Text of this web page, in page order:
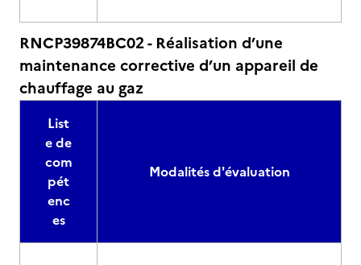
RNCP39874BC02 - Réalisation d’une
maintenance corrective d’un appareil de
chauffage au gaz
List
e de
com
pét
enc
es
Modalités d'évaluation